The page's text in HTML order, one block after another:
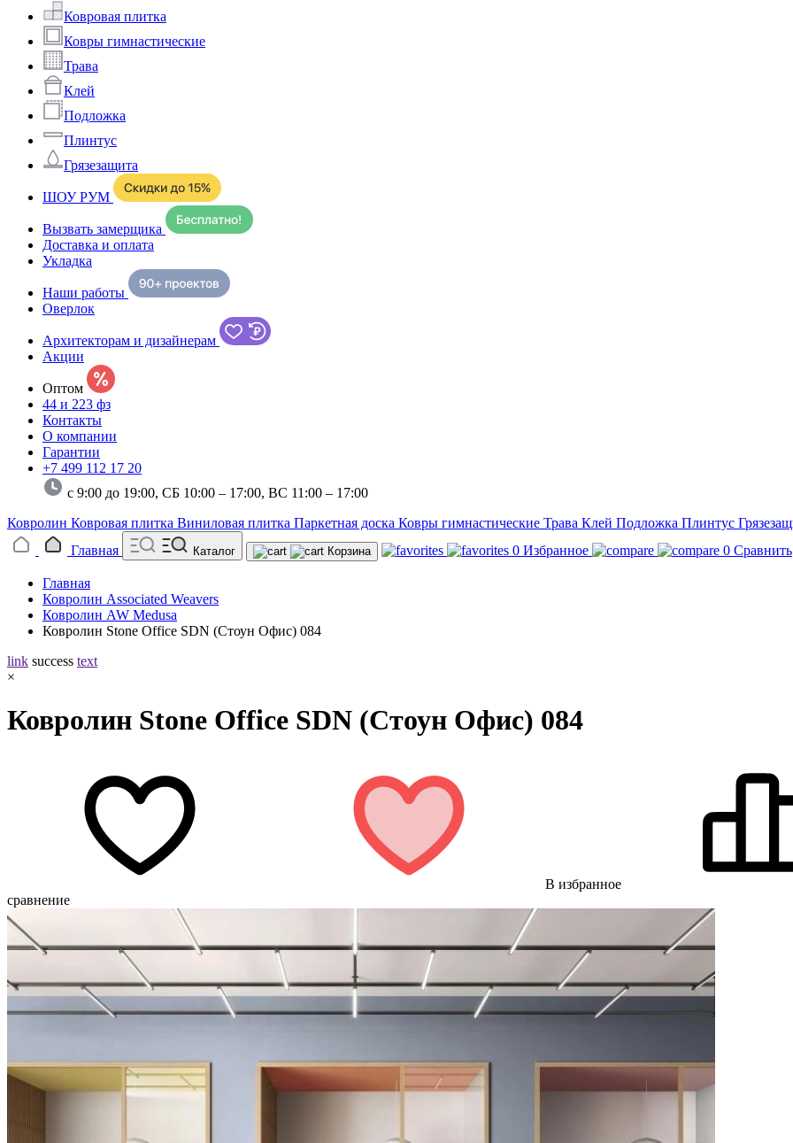
Ковровая плитка
Ковры гимнастические
Трава
Клей
Подложка
Плинтус
Грязезащита
ШОУ РУМ
Вызвать замерщика
Доставка и оплата
Укладка
Наши работы
Оверлок
Архитекторам и дизайнерам
Акции
Оптом
44 и 223 фз
Контакты
О компании
Гарантии
+7 499 112 17 20
с 9:00 до 19:00, СБ 10:00 – 17:00, ВС 11:00 – 17:00
Ковролин Ковровая плитка Виниловая плитка Паркетная доска Ковры гимнастические Трава Клей Подложка Плинтус
Главная
Каталог Корзина 0 Избранное 0 Сравнить
Главная
Ковролин Associated Weavers
Ковролин AW Medusa
Ковролин Stone Office SDN (Стоун Офис) 084
link success text
×
Ковролин Stone Office SDN (Стоун Офис) 084
В избранное
сравнение